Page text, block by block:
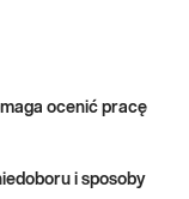
ocenić pracę
i sposoby